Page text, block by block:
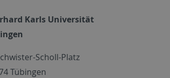
Karls Universität
Scholl-Platz
Tübingen